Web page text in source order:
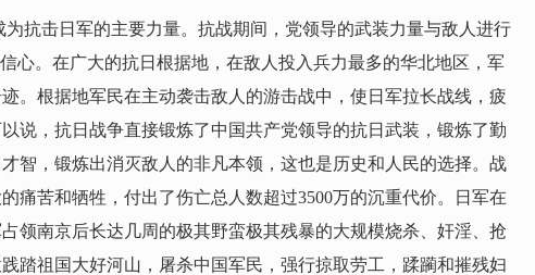
抗击日军的主要力量。抗战期间，党领导的武装力量与敌人进行
心。在广大的抗日根据地，在敌人投入兵力最多的华北地区，军
根据地军民在主动袭击敌人的游击战中，使日军拉长战线，疲
说，抗日战争直接锻炼了中国共产党领导的抗日武装，锻炼了勤
智，锻炼出消灭敌人的非凡本领，这也是历史和人民的选择。战
痛苦和牺牲，付出了伤亡总人数超过3500万的沉重代价。日军在
领南京后长达几周的极其野蛮极其残暴的大规模烧杀、奸淫、抢
踏祖国大好河山，屠杀中国军民，强行掠取劳工，蹂躏和摧残妇